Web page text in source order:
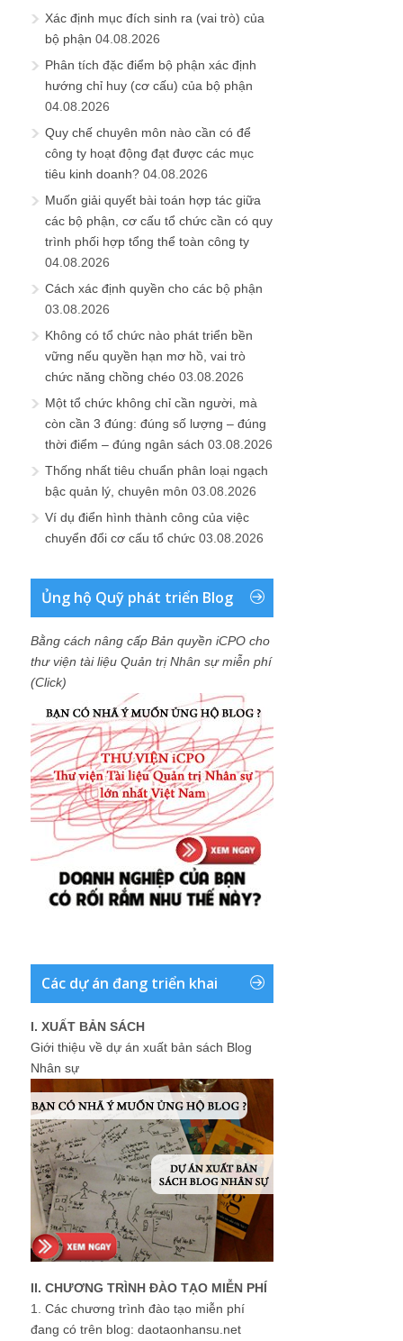
Xác định mục đích sinh ra (vai trò) của
bộ phận 04.08.2026
Phân tích đặc điểm bộ phận xác định
hướng chỉ huy (cơ cấu) của bộ phận
04.08.2026
Quy chế chuyên môn nào cần có để
công ty hoạt động đạt được các mục
tiêu kinh doanh? 04.08.2026
Muốn giải quyết bài toán hợp tác giữa
các bộ phận, cơ cấu tổ chức cần có quy
trình phối hợp tổng thể toàn công ty
04.08.2026
Cách xác định quyền cho các bộ phận
03.08.2026
Không có tổ chức nào phát triển bền
vững nếu quyền hạn mơ hồ, vai trò
chức năng chồng chéo 03.08.2026
Một tổ chức không chỉ cần người, mà
còn cần 3 đúng: đúng số lượng – đúng
thời điểm – đúng ngân sách 03.08.2026
Thống nhất tiêu chuẩn phân loại ngạch
bậc quản lý, chuyên môn 03.08.2026
Ví dụ điển hình thành công của việc
chuyển đổi cơ cấu tổ chức 03.08.2026
Ủng hộ Quỹ phát triển Blog
Bằng cách nâng cấp Bản quyền iCPO cho
thư viện tài liệu Quản trị Nhân sự miễn phí
(Click)
Các dự án đang triển khai
I. XUẤT BẢN SÁCH
Giới thiệu về dự án xuất bản sách Blog
Nhân sự
II. CHƯƠNG TRÌNH ĐÀO TẠO MIỄN PHÍ
1. Các chương trình đào tạo miễn phí
đang có trên blog: daotaonhansu.net